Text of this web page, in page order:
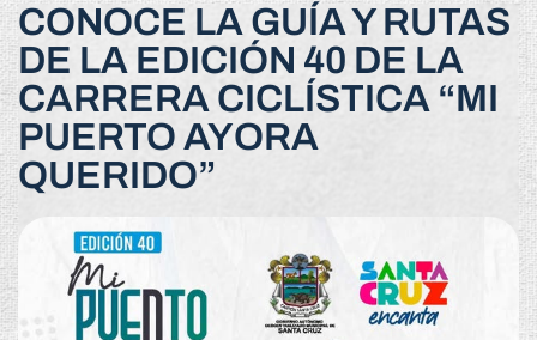
CONOCE LA GUÍA Y RUTAS
DE LA EDICIÓN 40 DE LA
CARRERA CICLÍSTICA “MI
PUERTO AYORA
QUERIDO”